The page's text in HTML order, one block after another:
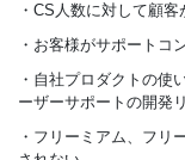
・CS人数に対して顧
・お客様がサポートコ
・自社プロダクトの使
ーザーサポートの開発
・フリーミアム、フリ